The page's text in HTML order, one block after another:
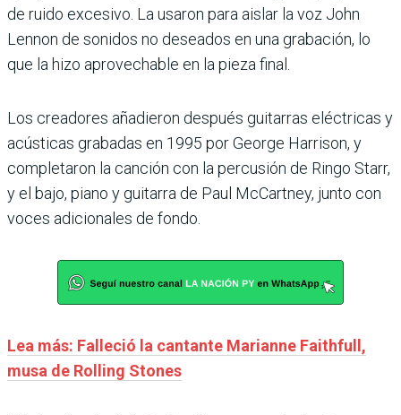
de ruido excesivo. La usaron para aislar la voz John
Lennon de sonidos no deseados en una grabación, lo
que la hizo aprovechable en la pieza final.
Los creadores añadieron después guitarras eléctricas y
acústicas grabadas en 1995 por George Harrison, y
completaron la canción con la percusión de Ringo Starr,
y el bajo, piano y guitarra de Paul McCartney, junto con
voces adicionales de fondo.
Lea más: Falleció la cantante Marianne Faithfull,
musa de Rolling Stones